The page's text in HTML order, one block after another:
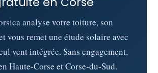
analyse votre toiture, son
vous remet une étude solaire avec
vent intégrée. Sans engagement,
Haute-Corse et Corse-du-Sud.